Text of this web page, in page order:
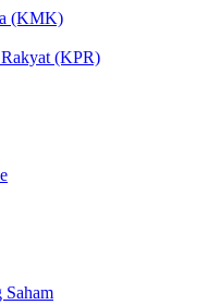
(KMK)
(KPR)
Saham